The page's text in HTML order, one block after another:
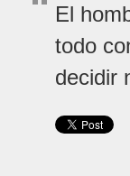
El
todo
decidir